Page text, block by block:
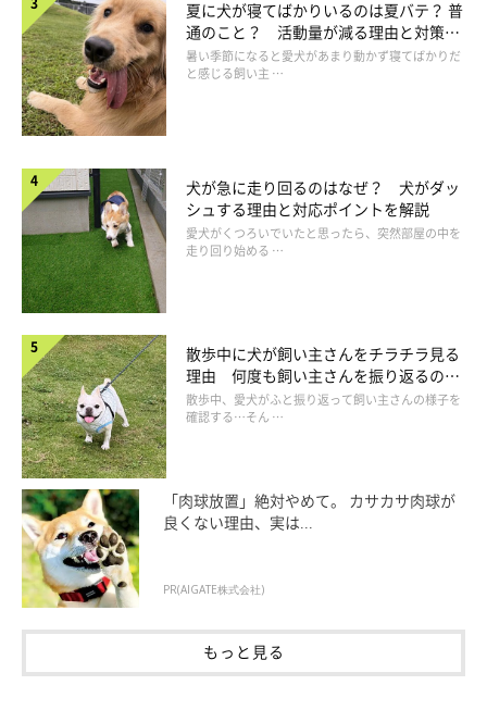
毛
毛の色を作る細胞が衰えることで、白っぽい毛や色が薄い毛が増
えてきます。また、消化吸収機能が衰えて被毛に栄養が行き届か
なくなると、毛づやが悪くなったり毛が薄くなったりすること
も。
ホルモンの病気が原因で、毛が薄くなったり抜けたりすることも
あります。
口
色素が歯の表面に沈着し、歯が黄ばんでくることがあります。ま
た、口内の菌が増えて口臭につながることも。口臭の原因が歯周
病というケースも多いため、口臭が気になったら必ず動物病院を
受診しましょう。
夏に犬が寝てばかりいるのは夏バテ？ 普
通のこと？ 活動量が減る理由と対策と
は
暑い季節になると愛犬があまり動かず寝てばかりだ
と感じる飼い主 …
犬が急に走り回るのはなぜ？ 犬がダッ
シュする理由と対応ポイントを解説
愛犬がくつろいでいたと思ったら、突然部屋の中を
走り回り始める …
散歩中に犬が飼い主さんをチラチラ見る
理由 何度も飼い主さんを振り返るのは
なぜ？
散歩中、愛犬がふと振り返って飼い主さんの様子を
確認する…そん …
「肉球放置」絶対やめて。 カサカサ肉球が
良くない理由、実は...
PR(AIGATE株式会社)
もっと見る